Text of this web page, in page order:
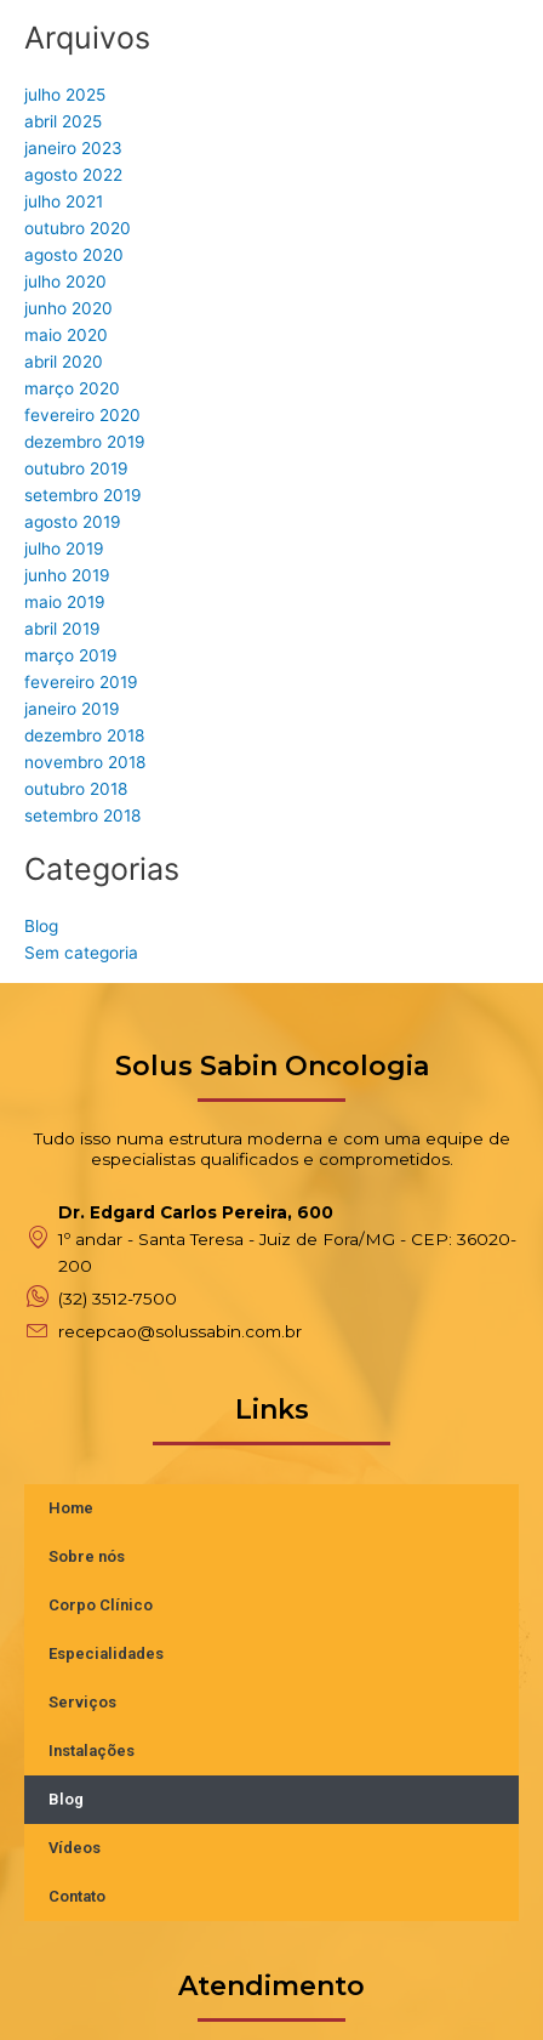
Arquivos
julho 2025
abril 2025
janeiro 2023
agosto 2022
julho 2021
outubro 2020
agosto 2020
julho 2020
junho 2020
maio 2020
abril 2020
março 2020
fevereiro 2020
dezembro 2019
outubro 2019
setembro 2019
agosto 2019
julho 2019
junho 2019
maio 2019
abril 2019
março 2019
fevereiro 2019
janeiro 2019
dezembro 2018
novembro 2018
outubro 2018
setembro 2018
Categorias
Blog
Sem categoria
Solus Sabin Oncologia
Tudo isso numa estrutura moderna e com uma equipe de
especialistas qualificados e comprometidos.
Dr. Edgard Carlos Pereira, 600
1º andar - Santa Teresa - Juiz de Fora/MG - CEP: 36020-
200
(32) 3512-7500
recepcao@solussabin.com.br
Links
Home
Sobre nós
Corpo Clínico
Especialidades
Serviços
Instalações
Blog
Vídeos
Contato
Atendimento